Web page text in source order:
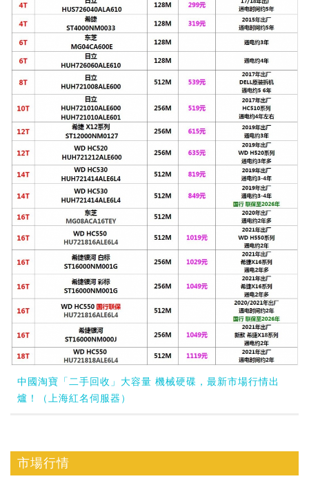
中國淘寶「二手回收」大容量 機械硬碟，最新市場行情出
爐！（上海紅名伺服器）
市場行情